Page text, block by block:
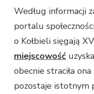
Według informacji
portalu
o Kołbieli sięgają
miejscowość
obecnie straciła
pozostaje istotnym